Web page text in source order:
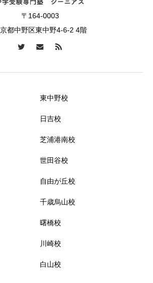
〒164-0003
都中野区東中野4-6-2 4階
東中野校
日吉校
芝浦港南校
世田谷校
自由が丘校
千歳烏山校
曙橋校
川崎校
白山校